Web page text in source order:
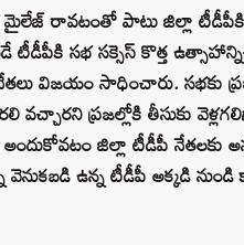
మైలేజ్ రావటంతో పాటు జిల్లా టీడీపీకి
టీడీపీకి సభ సక్సెస్ కొత్త
విజయం సాధించారు. సభకు
వచ్చారని ప్రజల్లోకి తీసుకు
జిల్లా టీడీపీ నేతలకు
ఉన్న టీడీపీ అక్కడి నుండి